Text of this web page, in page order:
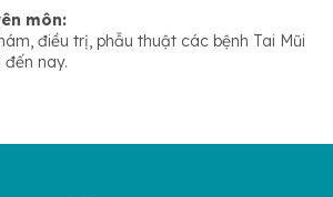
môn:
điều trị, phẫu thuật các bệnh Tai Mũi
nay.